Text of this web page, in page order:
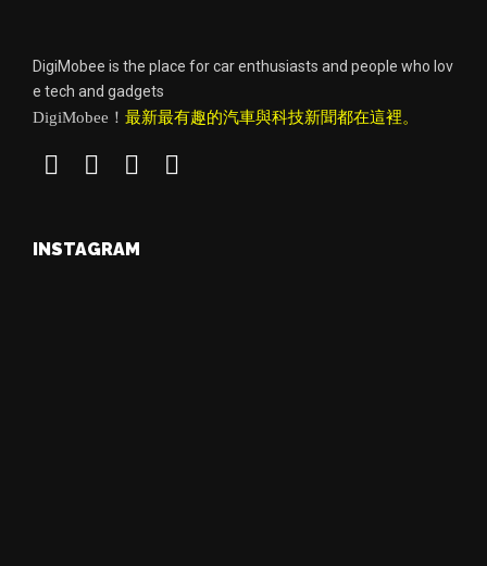
DigiMobee is the place for car enthusiasts and people who lov
e tech and gadgets
DigiMobee！ 最新最有趣的汽車與科技新聞都在這裡。
INSTAGRAM